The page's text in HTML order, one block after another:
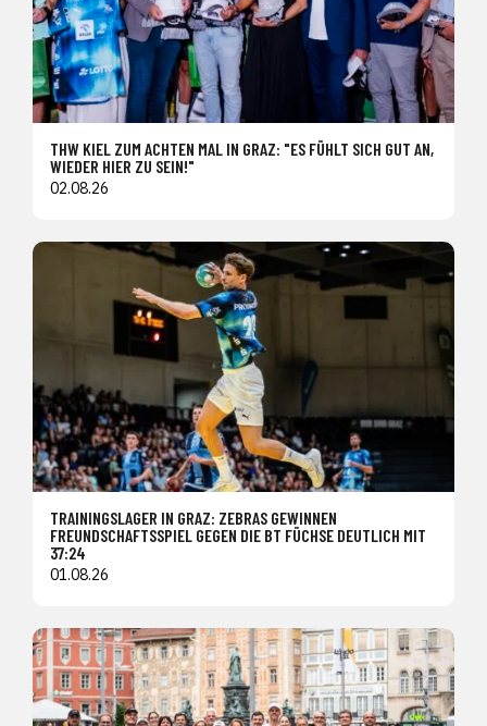
THW KIEL ZUM ACHTEN MAL IN GRAZ: "ES FÜHLT SICH GUT AN,
WIEDER HIER ZU SEIN!"
02.08.26
TRAININGSLAGER IN GRAZ: ZEBRAS GEWINNEN
FREUNDSCHAFTSSPIEL GEGEN DIE BT FÜCHSE DEUTLICH MIT
37:24
01.08.26